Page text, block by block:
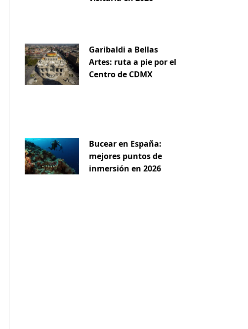
Garibaldi a Bellas
Artes: ruta a pie por el
Centro de CDMX
Bucear en España:
mejores puntos de
inmersión en 2026